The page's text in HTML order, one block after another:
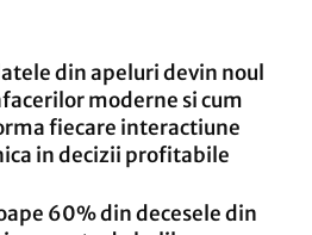
din apeluri devin noul
moderne si cum
fiecare interactiune
in decizii profitabile
60% din decesele din